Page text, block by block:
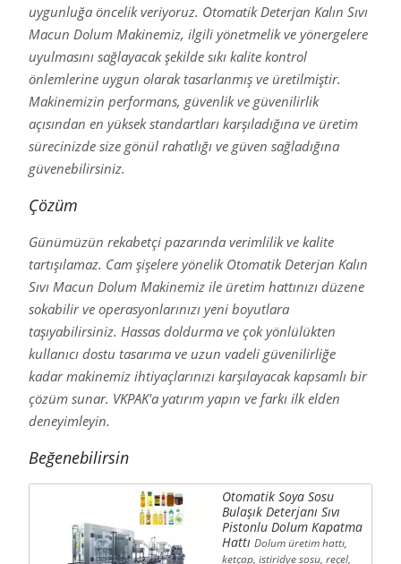
uygunluğa öncelik veriyoruz. Otomatik Deterjan Kalın Sıvı
Macun Dolum Makinemiz, ilgili yönetmelik ve yönergelere
uyulmasını sağlayacak şekilde sıkı kalite kontrol
önlemlerine uygun olarak tasarlanmış ve üretilmiştir.
Makinemizin performans, güvenlik ve güvenilirlik
açısından en yüksek standartları karşıladığına ve üretim
sürecinizde size gönül rahatlığı ve güven sağladığına
güvenebilirsiniz.
Çözüm
Günümüzün rekabetçi pazarında verimlilik ve kalite
tartışılamaz. Cam şişelere yönelik Otomatik Deterjan Kalın
Sıvı Macun Dolum Makinemiz ile üretim hattınızı düzene
sokabilir ve operasyonlarınızı yeni boyutlara
taşıyabilirsiniz. Hassas doldurma ve çok yönlülükten
kullanıcı dostu tasarıma ve uzun vadeli güvenilirliğe
kadar makinemiz ihtiyaçlarınızı karşılayacak kapsamlı bir
çözüm sunar. VKPAK'a yatırım yapın ve farkı ilk elden
deneyimleyin.
Beğenebilirsin
Otomatik Soya Sosu
Bulaşık Deterjanı Sıvı
Pistonlu Dolum Kapatma
Hattı Dolum üretim hattı,
ketçap, istiridye sosu, reçel,